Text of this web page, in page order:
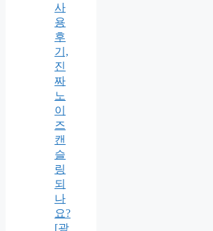
사
용
후
기,
진
짜
노
이
즈
캔
슬
링
되
나
요?
[광